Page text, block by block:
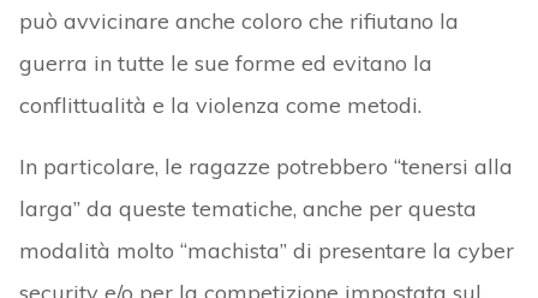
può avvicinare anche coloro che rifiutano la
guerra in tutte le sue forme ed evitano la
conflittualità e la violenza come metodi.
In particolare, le ragazze potrebbero “tenersi alla
larga” da queste tematiche, anche per questa
modalità molto “machista” di presentare la cyber